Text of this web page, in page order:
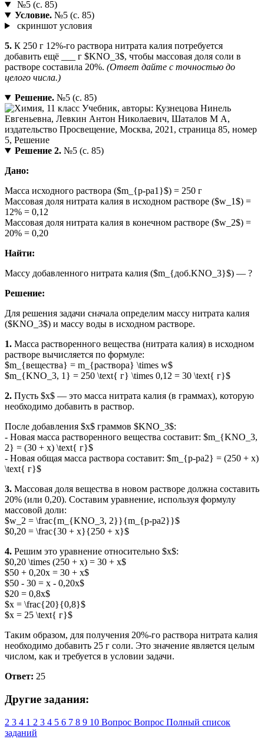
№5 (с. 85)
Условие.№5 (с. 85)
скриншот условия
5. К 250 г 12%-го раствора нитрата калия потребуется
добавить ещё ___ г $KNO_3$, чтобы массовая доля соли в
растворе составила 20%. (Ответ дайте с точностью до
целого числа.)
Решение.№5 (с. 85)
Решение 2.№5 (с. 85)
Дано:
Масса исходного раствора ($m_{р-ра1}$) = 250 г
Массовая доля нитрата калия в исходном растворе ($w_1$) =
12% = 0,12
Массовая доля нитрата калия в конечном растворе ($w_2$) =
20% = 0,20
Найти:
Массу добавленного нитрата калия ($m_{доб.KNO_3}$) — ?
Решение:
Для решения задачи сначала определим массу нитрата калия
($KNO_3$) и массу воды в исходном растворе.
1. Масса растворенного вещества (нитрата калия) в исходном
растворе вычисляется по формуле:
$m_{вещества} = m_{раствора} \times w$
$m_{KNO_3, 1} = 250 \text{ г} \times 0,12 = 30 \text{ г}$
2. Пусть $x$ — это масса нитрата калия (в граммах), которую
необходимо добавить в раствор.
После добавления $x$ граммов $KNO_3$:
- Новая масса растворенного вещества составит: $m_{KNO_3,
2} = (30 + x) \text{ г}$
- Новая общая масса раствора составит: $m_{р-ра2} = (250 + x)
\text{ г}$
3. Массовая доля вещества в новом растворе должна составить
20% (или 0,20). Составим уравнение, используя формулу
массовой доли:
$w_2 = \frac{m_{KNO_3, 2}}{m_{р-ра2}}$
$0,20 = \frac{30 + x}{250 + x}$
4. Решим это уравнение относительно $x$:
$0,20 \times (250 + x) = 30 + x$
$50 + 0,20x = 30 + x$
$50 - 30 = x - 0,20x$
$20 = 0,8x$
$x = \frac{20}{0,8}$
$x = 25 \text{ г}$
Таким образом, для получения 20%-го раствора нитрата калия
необходимо добавить 25 г соли. Это значение является целым
числом, как и требуется в условии задачи.
Ответ: 25
Другие задания:
2 3 4 1 2 3 4 5 6 7 8 9 10 Вопрос Вопрос Полный список
заданий